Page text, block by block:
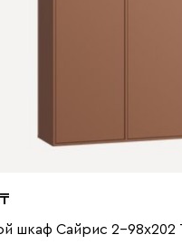
шкаф Сайрис 2-98x202